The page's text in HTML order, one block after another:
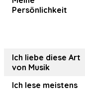
Persönlichkeit
Ich liebe diese Art
von Musik
Ich lese meistens